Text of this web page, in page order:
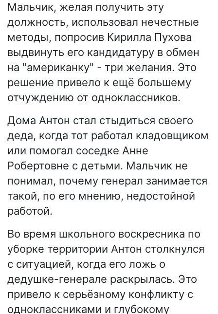
Мальчик, желая получить эту
должность, использовал нечестные
методы, попросив Кирилла Пухова
выдвинуть его кандидатуру в обмен
на "американку" - три желания. Это
решение привело к ещё большему
отчуждению от одноклассников.
Дома Антон стал стыдиться своего
деда, когда тот работал кладовщиком
или помогал соседке Анне
Робертовне с детьми. Мальчик не
понимал, почему генерал занимается
такой, по его мнению, недостойной
работой.
Во время школьного воскресника по
уборке территории Антон столкнулся
с ситуацией, когда его ложь о
дедушке-генерале раскрылась. Это
привело к серьёзному конфликту с
одноклассниками и глубокому